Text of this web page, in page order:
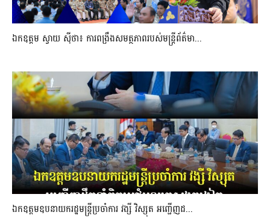
ឯកឧត្តម ស្វាយ ស៊ីថា៖ ការពង្រឹងសមត្ថភាពរបស់មន្ត្រីព័ត៌មា...
ឯកឧត្តមឧបនាយករដ្ឋមន្រ្តីប្រចាំការ វង្សី វិស្សុត អញ្ជើញដ...